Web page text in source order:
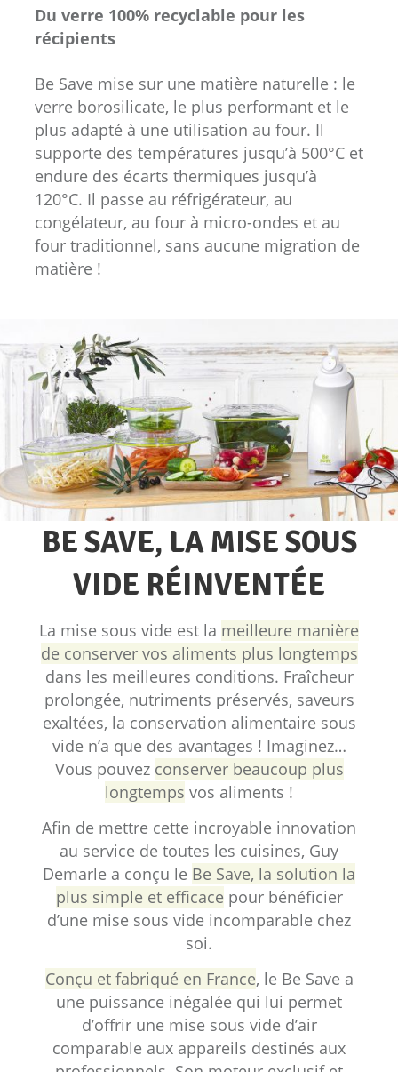
Du verre 100% recyclable pour les
récipients
Be Save mise sur une matière naturelle : le
verre borosilicate, le plus performant et le
plus adapté à une utilisation au four. Il
supporte des températures jusqu’à 500°C et
endure des écarts thermiques jusqu’à
120°C. Il passe au réfrigérateur, au
congélateur, au four à micro-ondes et au
four traditionnel, sans aucune migration de
matière !
BE SAVE, LA MISE SOUS
VIDE RÉINVENTÉE
La mise sous vide est la meilleure manière
de conserver vos aliments plus longtemps
dans les meilleures conditions. Fraîcheur
prolongée, nutriments préservés, saveurs
exaltées, la conservation alimentaire sous
vide n’a que des avantages ! Imaginez…
Vous pouvez conserver beaucoup plus
longtemps vos aliments !
Afin de mettre cette incroyable innovation
au service de toutes les cuisines, Guy
Demarle a conçu le Be Save, la solution la
plus simple et efficace pour bénéficier
d’une mise sous vide incomparable chez
soi.
Conçu et fabriqué en France, le Be Save a
une puissance inégalée qui lui permet
d’offrir une mise sous vide d’air
comparable aux appareils destinés aux